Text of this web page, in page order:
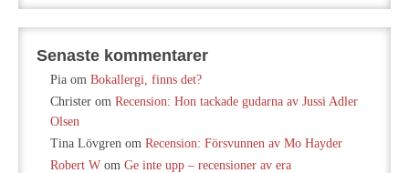
Senaste kommentarer
Pia om Bokallergi, finns det?
Christer om Recension: Hon tackade gudarna av Jussi Adler
Olsen
Tina Lövgren om Recension: Försvunnen av Mo Hayder
Robert W om Ge inte upp – recensioner av era